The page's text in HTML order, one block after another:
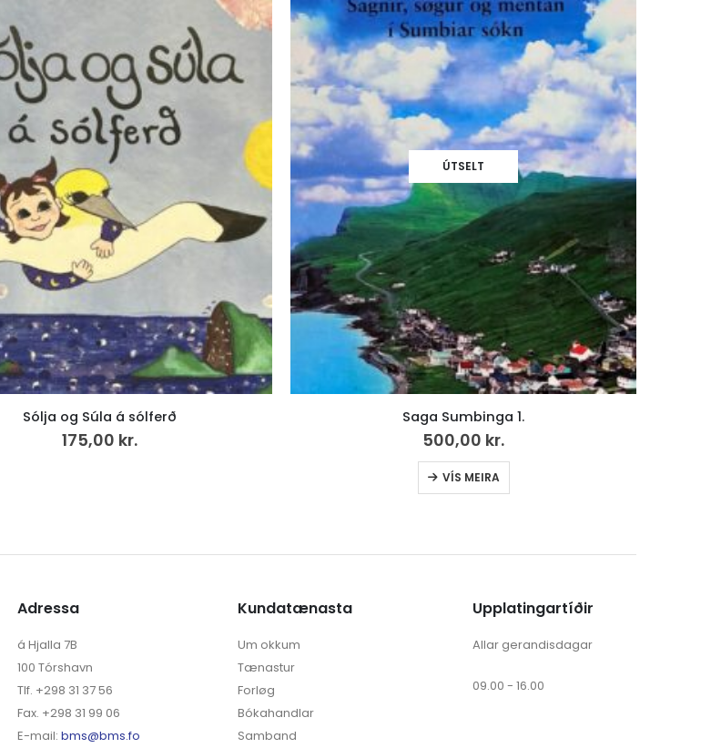
ÚTSELT
Saga Sumbinga 1.
500,00kr.
Støddfrøði 8, Uppgávubók
258,00 kr.
Adressa
á Hjalla 7B
100 Tórshavn
Tlf. +298 31 37 56
Fax. +298 31 99 06
E-mail: bms@bms.fo
Kundatænasta
Um okkum
Tænastur
Forløg
Bókahandlar
Samband
Upplatingartíðir
Allar gerandisdagar
09.00 - 16.00